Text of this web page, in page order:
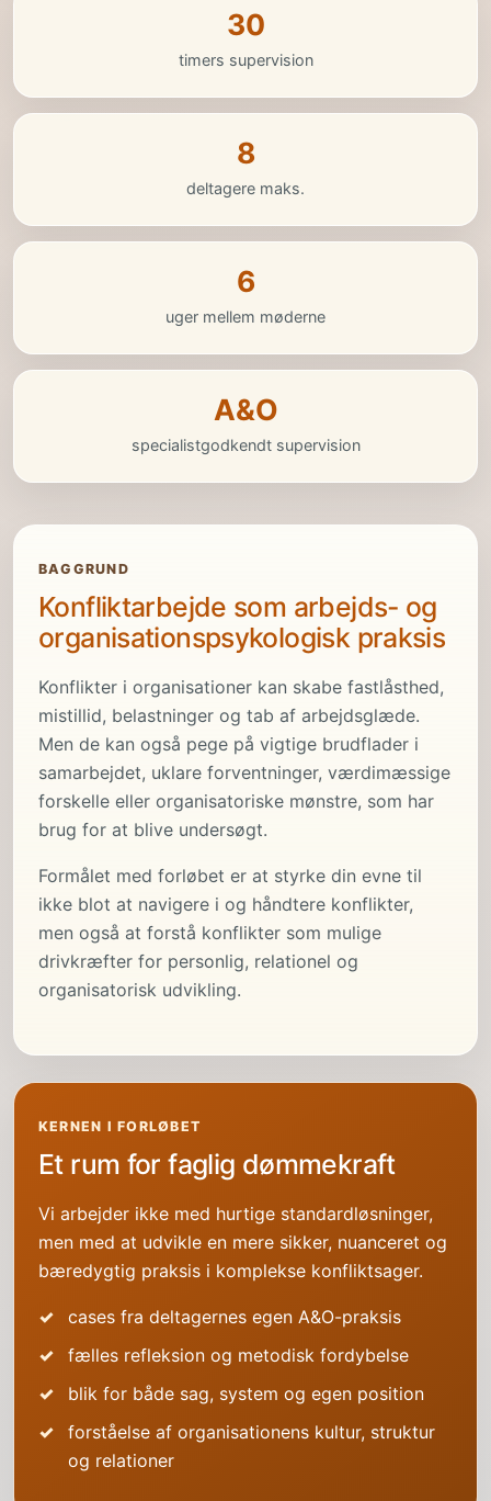
30
timers supervision
8
deltagere maks.
6
uger mellem møderne
A&O
specialistgodkendt supervision
BAGGRUND
Konfliktarbejde som arbejds- og
organisationspsykologisk praksis
Konflikter i organisationer kan skabe fastlåsthed,
mistillid, belastninger og tab af arbejdsglæde.
Men de kan også pege på vigtige brudflader i
samarbejdet, uklare forventninger, værdimæssige
forskelle eller organisatoriske mønstre, som har
brug for at blive undersøgt.
Formålet med forløbet er at styrke din evne til
ikke blot at navigere i og håndtere konflikter,
men også at forstå konflikter som mulige
drivkræfter for personlig, relationel og
organisatorisk udvikling.
KERNEN I FORLØBET
Et rum for faglig dømmekraft
Vi arbejder ikke med hurtige standardløsninger,
men med at udvikle en mere sikker, nuanceret og
bæredygtig praksis i komplekse konfliktsager.
cases fra deltagernes egen A&O-praksis
fælles refleksion og metodisk fordybelse
blik for både sag, system og egen position
forståelse af organisationens kultur, struktur
og relationer